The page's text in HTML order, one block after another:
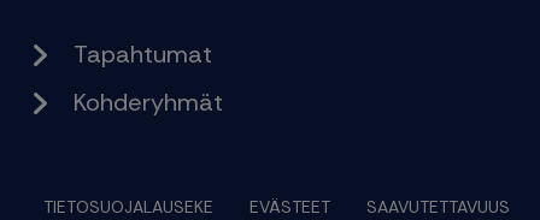
Tapahtumat
Kohderyhmät
TIETOSUOJALAUSEKE EVÄSTEET
SAAVUTETTAVUUS